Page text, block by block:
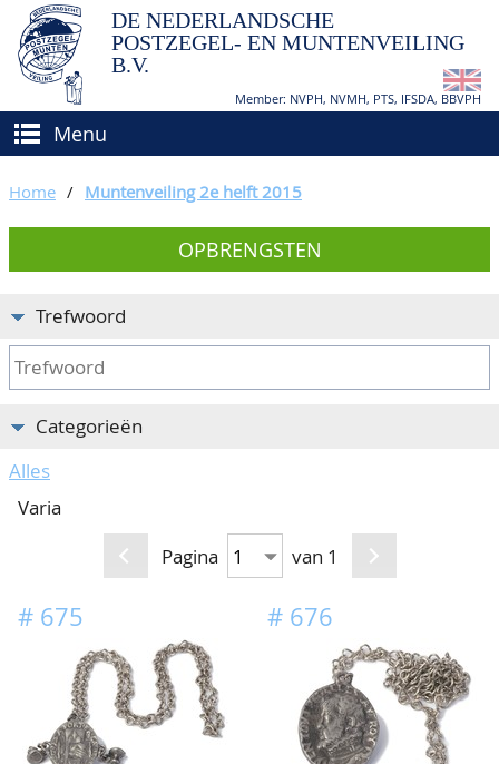
DE NEDERLANDSCHE
POSTZEGEL- EN MUNTENVEILING
B.V.
Member: NVPH, NVMH, PTS, IFSDA, BBVPH
Menu
(VER)KOPEN
Hoe verkopen?
Hoe kopen?
Voorwaarden
BIEDEN
TAXATIES
CATALOGI/OPBRENGSTEN
AGENDA
Ons Team
80 jarig bestaan
Home / Muntenveiling 2e helft 2015
OPBRENGSTEN
Trefwoord
Categorieën
Alles
Varia
Pagina
van 1
# 675 # 676